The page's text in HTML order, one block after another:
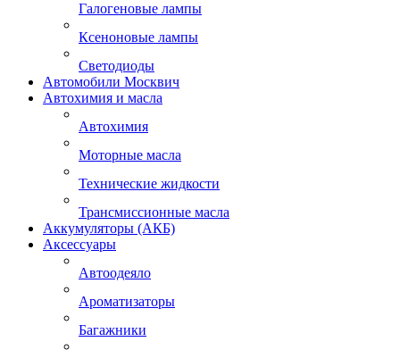
Галогеновые лампы
Ксеноновые лампы
Светодиоды
Автомобили Москвич
Автохимия и масла
Автохимия
Моторные масла
Технические жидкости
Трансмиссионные масла
Аккумуляторы (АКБ)
Аксессуары
Автоодеяло
Ароматизаторы
Багажники